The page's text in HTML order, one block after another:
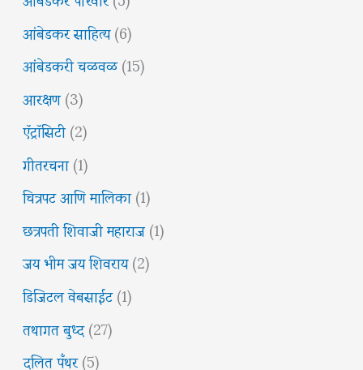
आंबेडकर साहित्य(6)
आंबेडकरी चळवळ(15)
आरक्षण(3)
ऍट्रॉसिटी(2)
गीतरचना(1)
चित्रपट आणि मालिका(1)
छत्रपती शिवाजी महाराज(1)
जय भीम जय शिवराय(2)
डिजिटल वेबसाईट(1)
तथागत बुध्द(27)
दलित पँथर(5)